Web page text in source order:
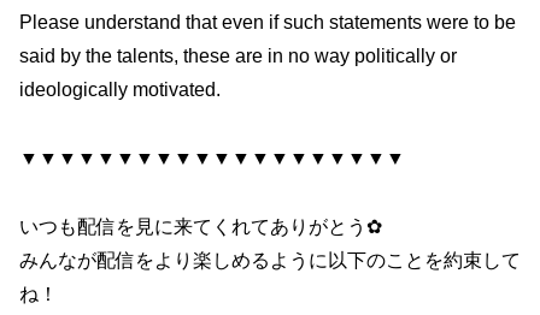
Please understand that even if such statements were to be
said by the talents, these are in no way politically or
ideologically motivated.
▼▼▼▼▼▼▼▼▼▼▼▼▼▼▼▼▼▼▼▼
いつも配信を見に来てくれてありがとう✿
みんなが配信をより楽しめるように以下のことを約束して
ね！